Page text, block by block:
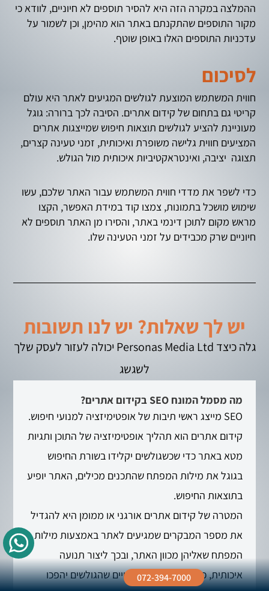
ההמלצה במקרה הזה היא להסיר תוספים לא חיוניים, לוודא כי
מקור התוספים שהתקנתם באתר הוא מהימן, וכן לשמור על
עדכניות התוספים האלו באופן שוטף.
לסיכום
חווית המשתמש המוצעת לגולשים המגיעים לאתר היא עולם
קריטי גם בתחום של קידום אתרים. הסיבה לכך ברורה: גוגל
מעוניינת להציע לגולשים תוצאות חיפוש שמייצגות אתרים
המציעים חווית גלישה משופרת ואיכותית, זמני טעינה קצרים,
תצוגה יציבה, ואינטראקטיביות איכותית מול הגולש.
כדי לשפר את מדדי חווית המשתמש עבור האתר שלכם, עשו
שימוש מושכל בתמונות, צמצו קוד במידת האפשר, הקצו
מראש מקום לתוכן דינמי באתר, והסירו מן האתר תוספים לא
חיוניים שרק מכבידים על זמני הטעינה שלו.
יש לך שאלות? יש לנו תשובות
גלה כיצד Personas Media Ltd יכולה לעזור לעסק שלך
לשגשג
מה מסמל המונח SEO בקידום אתרים?
SEO מייצג ראשי תיבות של אופטימיזציה למנועי חיפוש.
קידום אתרים הוא תהליך אופטימיזציה של התוכן ותגיות
מטא באתר כדי שכשגולשים יקלידו בשורת החיפוש
בגוגל את מילות המפתח שהתכנים מכילים, האתר יופיע
בתוצאות החיפוש.
המטרה של קידום אתרים אורגני או ממומן היא להגדיל
את מספר המבקרים שמגיעים לאתר באמצעות מילות
המפתח שאליהן מכוון האתר, ובכך ליצור תנועה
איכותית, כדי להגביר את הסיכויים שהגולשים יהפכו
072-394-7000